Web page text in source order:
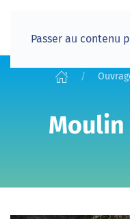
Passer au contenu
Moulin